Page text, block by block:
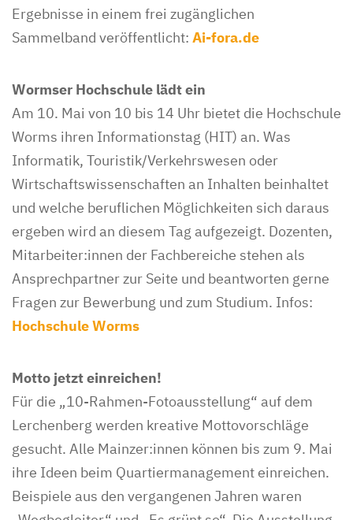
Ergebnisse in einem frei zugänglichen
Sammelband veröffentlicht: Ai-fora.de
Wormser Hochschule lädt ein
Am 10. Mai von 10 bis 14 Uhr bietet die Hochschule
Worms ihren Informationstag (HIT) an. Was
Informatik, Touristik/Verkehrswesen oder
Wirtschaftswissenschaften an Inhalten beinhaltet
und welche beruflichen Möglichkeiten sich daraus
ergeben wird an diesem Tag aufgezeigt. Dozenten,
Mitarbeiter:innen der Fachbereiche stehen als
Ansprechpartner zur Seite und beantworten gerne
Fragen zur Bewerbung und zum Studium. Infos:
Hochschule Worms
Motto jetzt einreichen!
Für die „10-Rahmen-Fotoausstellung“ auf dem
Lerchenberg werden kreative Mottovorschläge
gesucht. Alle Mainzer:innen können bis zum 9. Mai
ihre Ideen beim Quartiermanagement einreichen.
Beispiele aus den vergangenen Jahren waren